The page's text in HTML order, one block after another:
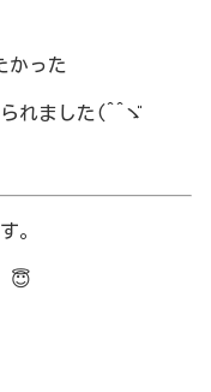
かった
れました(^^ゞ
。
😇